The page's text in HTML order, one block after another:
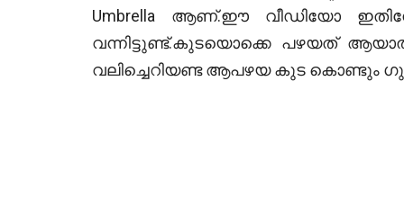
Umbrella ആണ്.ഈ വീഡിയോ
വന്നിട്ടുണ്ട്.കുടയൊക്കെ പഴയത്
വലിച്ചെറിയണ്ട ആപഴയ കുട കൊണ്ടും